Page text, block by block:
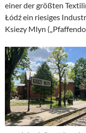
einer der größten
Łódź ein riesiges
Ksiezy Mlyn